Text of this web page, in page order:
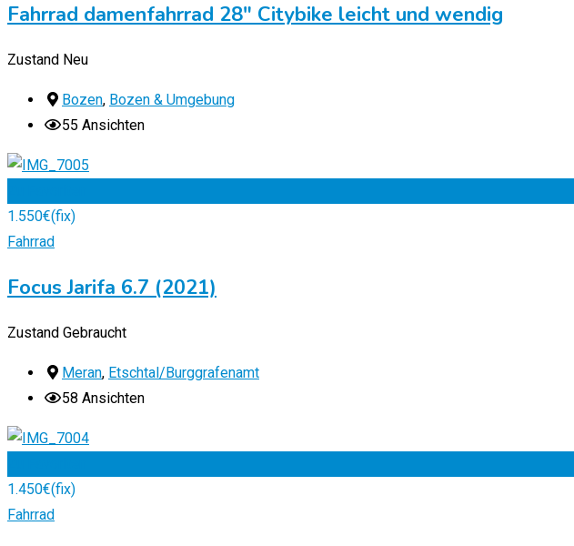
Fahrrad damenfahrrad 28″ Citybike leicht und wendig
Zustand Neu
Bozen, Bozen & Umgebung
55 Ansichten
1.550€(fix)
Fahrrad
Focus Jarifa 6.7 (2021)
Zustand Gebraucht
Meran, Etschtal/Burggrafenamt
58 Ansichten
1.450€(fix)
Fahrrad